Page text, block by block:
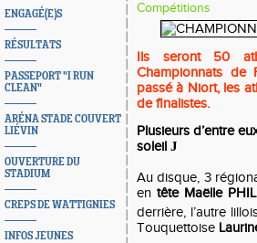
ENGAGÉ(E)S
RÉSULTATS
PASSEPORT "I RUN
CLEAN"
ARÉNA STADE COUVERT
LIÉVIN
OUVERTURE DU
STADIUM
CREPS DE WATTIGNIES
INFOS JEUNES
Compétitions
Ils seront 50
Championnats de
passé à Niort, les
de finalistes.
Plusieurs d’entre
soleil J
Au disque, 3
en tête Maëlle
derrière, l’autre
Touquettoise